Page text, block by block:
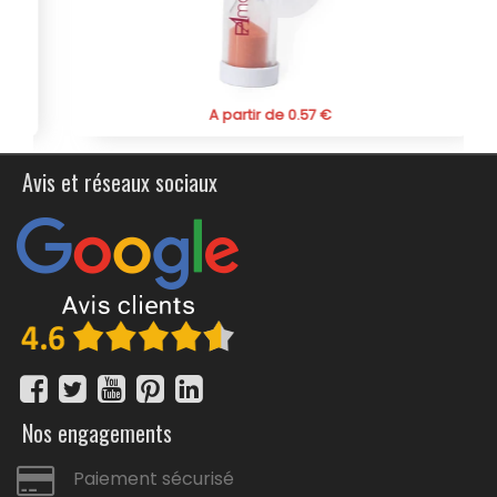
Offrant un excellent rapport qualité-prix, les tarifs de ce
stylo antibactérien sont dégressifs, rendant l'achat en
gros particulièrement avantageux pour les entreprises et
les organisations souhaitant distribuer un produit utile et
maintenant ce stylo publicitaire personnalisé
nombreux avantages pour promouvoir votre image de
marque tout en assurant une meilleure hygiène à vos
clients ou partenaires.
A partir de 0.57 €
Avis et réseaux sociaux
Nos engagements
Paiement sécurisé